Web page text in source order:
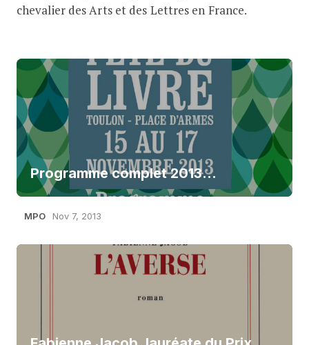
chevalier des Arts et des Lettres en France.
Programme complet 2013…
MPO Nov 7, 2013